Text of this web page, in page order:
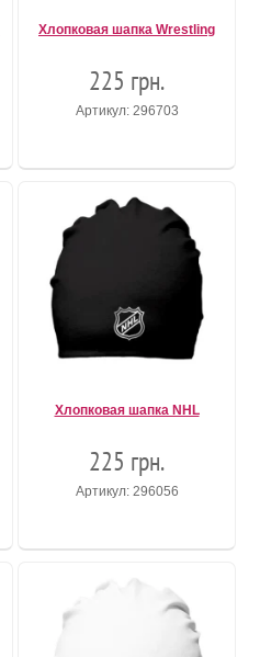
Хлопковая шапка Wrestling
225 грн.
Артикул: 296703
Хлопковая шапка NHL
225 грн.
Артикул: 296056